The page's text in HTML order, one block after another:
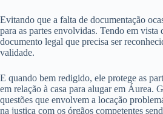
Evitando que a falta de documentação
para as partes envolvidas. Tendo em vista
documento legal que precisa ser
validade.
E quando bem redigido, ele protege as
em relação à casa para alugar em Áurea.
questões que envolvem a locação
na justiça com os órgãos competentes